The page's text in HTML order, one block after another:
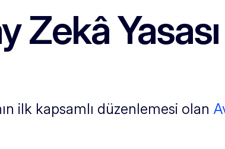
Zekâ
ilk kapsamlı düzenlemesi olan